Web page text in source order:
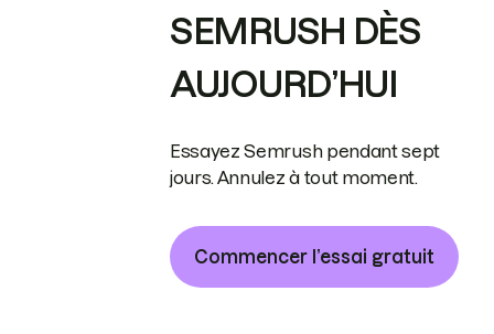
SEMRUSH DÈS
AUJOURD’HUI
Essayez Semrush pendant sept
jours. Annulez à tout moment.
Commencer l’essai gratuit